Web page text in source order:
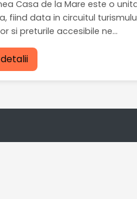
Casa de la Mare este o
fiind data in circuitul
si preturile accesibile ne...